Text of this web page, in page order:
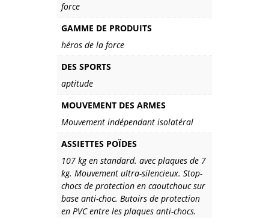
force
GAMME DE PRODUITS
héros de la force
DES SPORTS
aptitude
MOUVEMENT DES ARMES
Mouvement indépendant isolatéral
ASSIETTES POÏDES
107 kg en standard. avec plaques de 7
kg. Mouvement ultra-silencieux. Stop-
chocs de protection en caoutchouc sur
base anti-choc. Butoirs de protection
en PVC entre les plaques anti-chocs.